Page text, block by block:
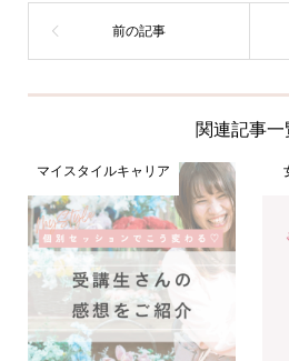
関連記事一
マイスタイルキャリア